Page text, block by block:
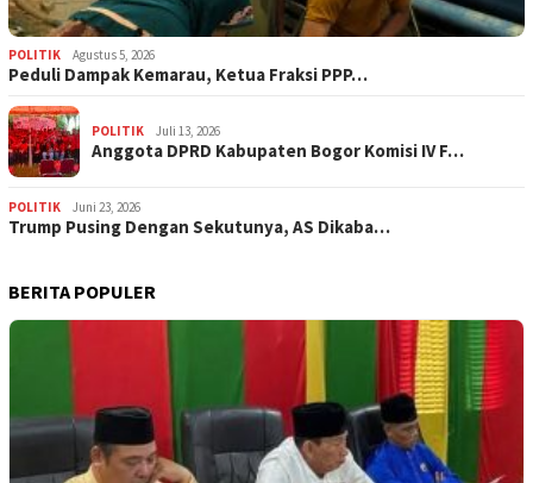
POLITIK Agustus 5, 2026
‎Peduli Dampak Kemarau, Ketua Fraksi PPP…
POLITIK Juli 13, 2026
Anggota DPRD Kabupaten Bogor Komisi IV F…
POLITIK Juni 23, 2026
Trump Pusing Dengan Sekutunya, AS Dikaba…
BERITA POPULER